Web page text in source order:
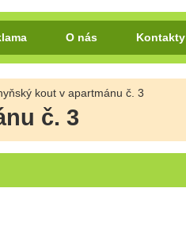
O nás Kontakty
kout v apartmánu č. 3
č. 3